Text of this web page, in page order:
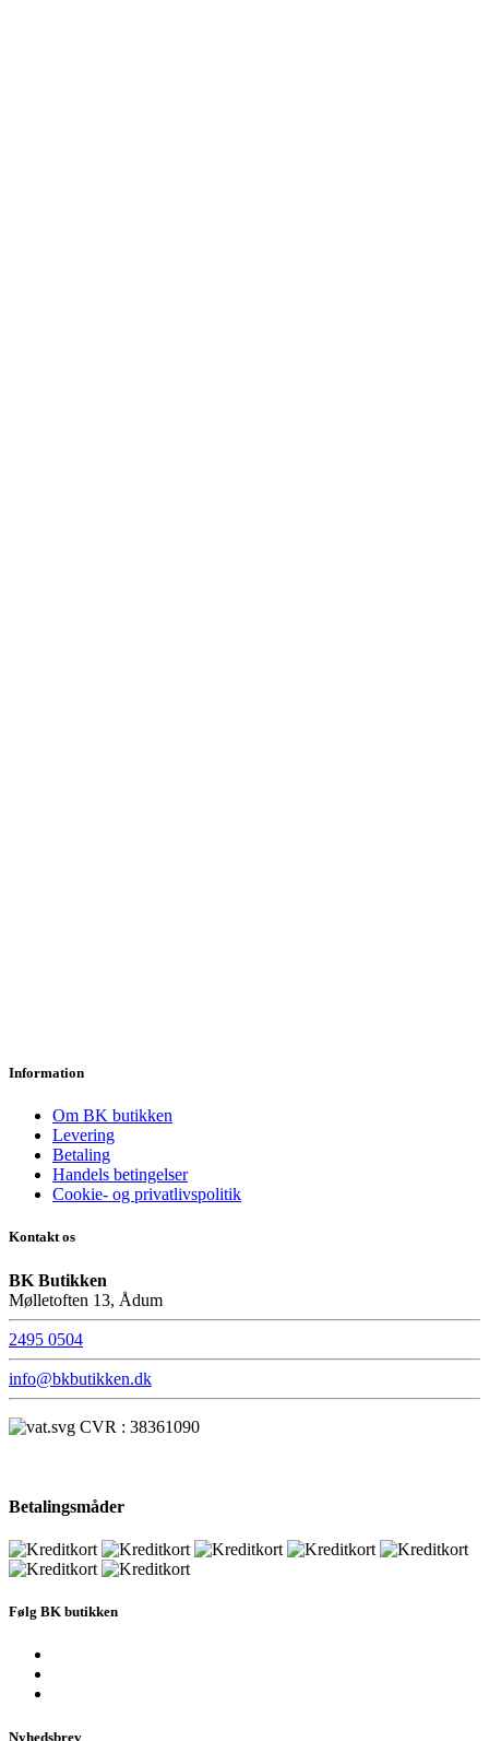
Information
Om BK butikken
Levering
Betaling
Handels betingelser
Cookie- og privatlivspolitik
Kontakt os
BK Butikken
Mølletoften 13, Ådum
2495 0504
info@bkbutikken.dk
CVR : 38361090
Betalingsmåder
Følg BK butikken
Nyhedsbrev